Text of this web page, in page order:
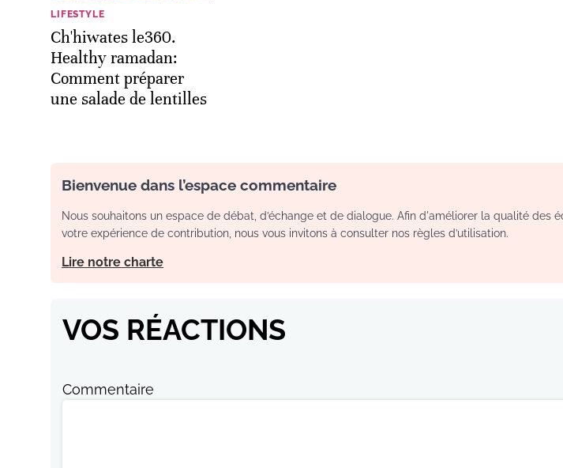
LIFESTYLE
Ch'hiwates le360.
Healthy ramadan:
Comment préparer
une salade de lentilles
Bienvenue dans l’espace commentaire
Nous souhaitons un espace de débat, d’échange et de dialogue. Afin d'améliorer la qualité des
votre expérience de contribution, nous vous invitons à consulter nos règles d’utilisation.
Lire notre charte
VOS RÉACTIONS
Commentaire